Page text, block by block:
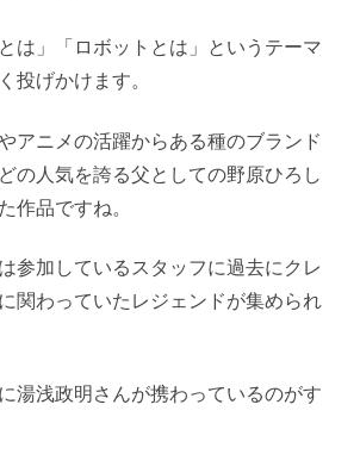
は」「ロボットとは」というテーマ
投げかけます。
アニメの活躍からある種のブランド
の人気を誇る父としての野原ひろし
作品ですね。
参加しているスタッフに過去にクレ
関わっていたレジェンドが集められ
湯浅政明さんが携わっているのがす